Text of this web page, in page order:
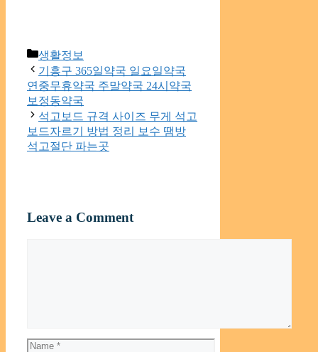
Categories
생활정보
기흥구 365일약국 일요일약국
연중무휴약국 주말약국 24시약국
보정동약국
석고보드 규격 사이즈 무게 석고
보드자르기 방법 정리 보수 땜방
석고절단 파는곳
Leave a Comment
Name